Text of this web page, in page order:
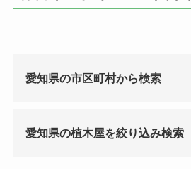
愛知県の市区町村から検索
愛知県の植木屋を絞り込み検索